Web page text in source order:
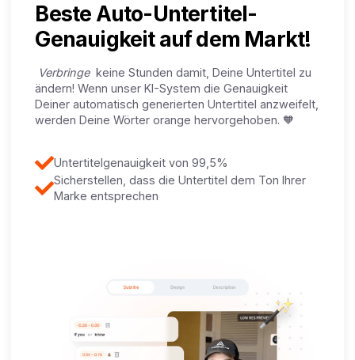
Beste Auto-Untertitel-
Genauigkeit auf dem Markt!
Verbringe keine Stunden damit, Deine Untertitel zu
ändern! Wenn unser KI-System die Genauigkeit
Deiner automatisch generierten Untertitel anzweifelt,
werden Deine Wörter orange hervorgehoben. 🧡
Untertitelgenauigkeit von 99,5%
Sicherstellen, dass die Untertitel dem Ton Ihrer
Marke entsprechen